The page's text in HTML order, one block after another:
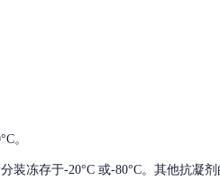
。
装冻存于-20°C 或-80°C。其他抗凝剂